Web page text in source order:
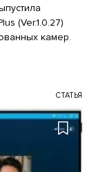
(Ver.1.0.27)
камер.
СТАТЬЯ